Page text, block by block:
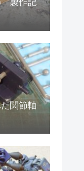
製作記
関節軸